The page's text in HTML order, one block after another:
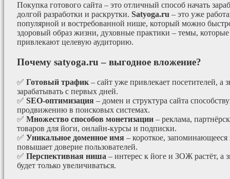
Покупка готового сайта – это отличный способ начать
долгой разработки и раскрутки. Satyoga.ru – это уже
популярной и востребованной нише, который можно
здоровый образ жизни, духовные практики – темы, которые
привлекают целевую аудиторию.
Почему satyoga.ru – выгодное вложение?
✅ Готовый трафик – сайт уже привлекает посетителей, а
зарабатывать с первых дней.
✅ SEO-оптимизация – домен и структура сайта
продвижению в поисковых системах.
✅ Множество способов монетизации – реклама,
товаров для йоги, онлайн-курсы и подписки.
✅ Уникальное доменное имя – короткое, запоминающееся
повышает доверие пользователей.
✅ Перспективная ниша – интерес к йоге и ЗОЖ растёт, а
будет только увеличиваться.